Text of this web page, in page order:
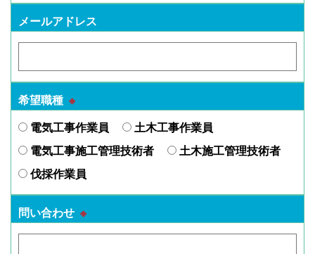
メールアドレス
希望職種 ※
電気工事作業員
土木工事作業員
電気工事施工管理技術者
土木施工管理技術者
伐採作業員
問い合わせ ※